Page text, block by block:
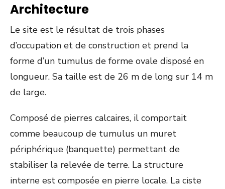
Architecture
Le site est le résultat de trois phases
d’occupation et de construction et prend la
forme d’un tumulus de forme ovale disposé en
longueur. Sa taille est de 26 m de long sur 14 m
de large.
Composé de pierres calcaires, il comportait
comme beaucoup de tumulus un muret
périphérique (banquette) permettant de
stabiliser la relevée de terre. La structure
interne est composée en pierre locale. La ciste